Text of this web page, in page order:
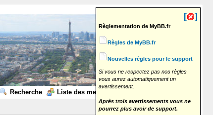
Recherche Liste des membres
[ ]
Règlementation de MyBB.fr
Règles de MyBB.fr
Nouvelles règles pour le support
Si vous ne respectez pas nos règles
vous aurez automatiquement un
avertissement.
Après trois avertissements vous ne
pourrez plus avoir de support.